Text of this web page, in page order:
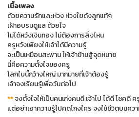
เนื้อเพลง
ด้วยความรักและห่วง ห่วงใยดังลูกแท้ๆ
เฝ้าอบรมดูแล ด้วยใจ
ไม่ได้หวังเงินทอง ไม่ต้องการสิ่งไหน
ครูหวังเพียงให้เจ้าได้มีความรู้
จะเป็นเหมือนสะพาน ให้เจ้าข้ามสู้จุดหมาย
นี่คือความตั้งใจของครู
โลกใบนี้กว้างใหญ่ มากมายที่เจ้าต้องรู้
เจ้าจงเรียนรู้เพื่อวันต่อไป
**จงตั้งใจให้เป็นคนเก่งคนดี เจ้าไป ได้ดี โชคดี
แต่อย่าเอาความรู้ไปคดโกงใคร จงใช้ชีวิตบนคว